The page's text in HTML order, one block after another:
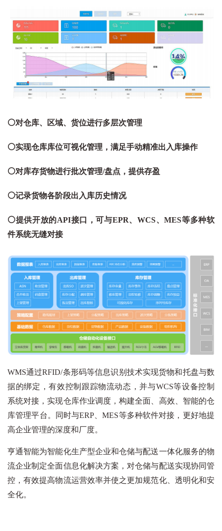
⚪对仓库、区域、货位进行多层次管理
⚪实现仓库库位可视化管理，满足手动精准出入库操作
⚪对库存货物进行批次管理/盘点，提供存盈
⚪记录货物各阶段出入库历史情况
⚪提供开放的API接口，可与EPR、WCS、MES等多种软
件系统无缝对接
WMS通过RFID/条形码等信息识别技术实现货物和托盘与数
据的绑定，有效控制跟踪物流动态，并与WCS等设备控制
系统对接，实现仓库作业调度，构建全面、高效、智能的仓
库管理平台。同时与ERP、MES等多种软件对接，更好地提
高企业管理的深度和厂度。
亨通智能为智能化生产型企业和仓储与配送一体化服务的物
流企业制定全面信息化解决方案，对仓储与配送实现协同管
控，有效提高物流运营效率并使之更加规范化、透明化和安
全化。